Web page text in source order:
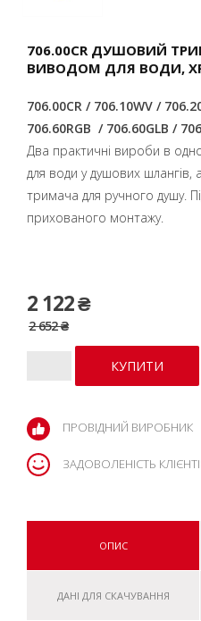
706.00CR ДУШОВИЙ
ВИВОДОМ ДЛЯ ВОДИ,
706.00CR / 706.10WV /
706.60RGB / 706.60GLB /
Два практичні вироби в
для води у душових шлангів,
тримача для ручного душу.
прихованого монтажу.
2 122 ₴
2 652 ₴
ПРОВІДНИЙ ВИРОБНИК
ЗАДОВОЛЕНІСТЬ
ОПИС
ДАНІ ДЛЯ СКАЧУВАННЯ